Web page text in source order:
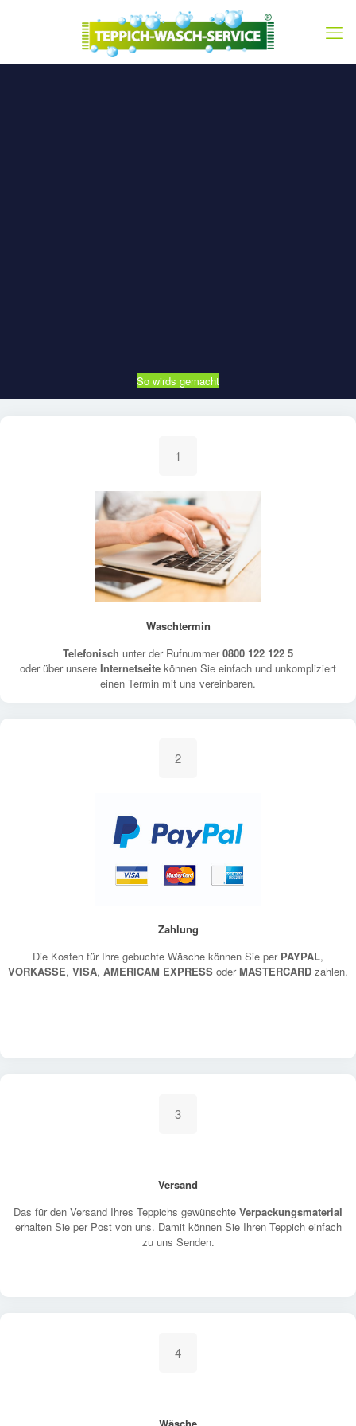
So wirds gemacht
1
Waschtermin
Telefonisch unter der Rufnummer0800 122 122 5
oder über unsere Internetseite können Sie einfach und unkompliziert
einen Termin mit uns vereinbaren.
2
Zahlung
Die Kosten für Ihre gebuchte Wäsche können Sie per PAYPAL,
VORKASSE, VISA, AMERICAM EXPRESS oderMASTERCARD zahlen.
3
Versand
Das für den Versand Ihres Teppichs gewünschte Verpackungsmaterial
erhalten Sie per Post von uns. Damit können Sie Ihren Teppich einfach
zu uns Senden.
4
Wäsche